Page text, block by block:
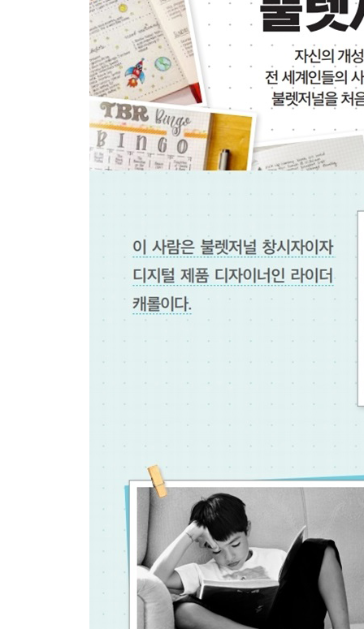
광채
인내
해체
무기력함
불완전함
제4부 기법
기법
감사의 글
참고문헌
콘텐츠 찾아보기